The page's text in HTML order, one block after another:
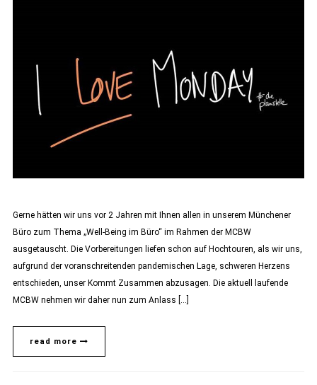
Gerne hätten wir uns vor 2 Jahren mit Ihnen allen in unserem Münchener
Büro zum Thema „Well-Being im Büro“ im Rahmen der MCBW
ausgetauscht. Die Vorbereitungen liefen schon auf Hochtouren, als wir uns,
aufgrund der voranschreitenden pandemischen Lage, schweren Herzens
entschieden, unser Kommt Zusammen abzusagen. Die aktuell laufende
MCBW nehmen wir daher nun zum Anlass […]
read more